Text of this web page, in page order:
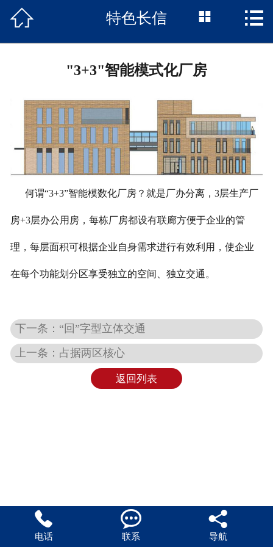
首页
项目概况
长信动态
户型展示
区位优势
特色长信
 特色长信  
"3+3"智能模式化厂房
何谓“3+3”智能模数化厂房？就是厂办分离，3层生产厂
房+3层办公用房，每栋厂房都设有联廊方便于企业的管
理，每层面积可根据企业自身需求进行有效利用，使企业
在每个功能划分区享受独立的空间、独立交通。
下一条：“回”字型立体交通
上一条：占据两区核心
返回列表

电话

联系

导航